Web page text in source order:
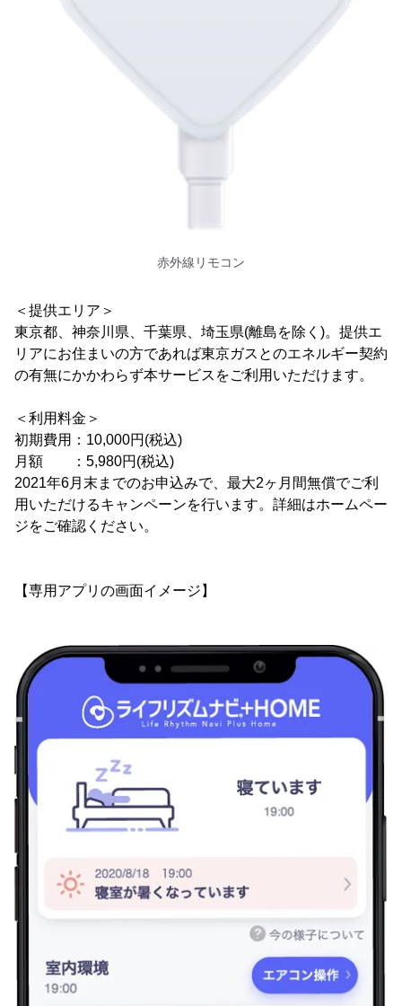
赤外線リモコン
＜提供エリア＞
東京都、神奈川県、千葉県、埼玉県(離島を除く)。提供エ
リアにお住まいの方であれば東京ガスとのエネルギー契約
の有無にかかわらず本サービスをご利用いただけます。
＜利用料金＞
初期費用：10,000円(税込)
月額 ：5,980円(税込)
2021年6月末までのお申込みで、最大2ヶ月間無償でご利
用いただけるキャンペーンを行います。詳細はホームペー
ジをご確認ください。
【専用アプリの画面イメージ】